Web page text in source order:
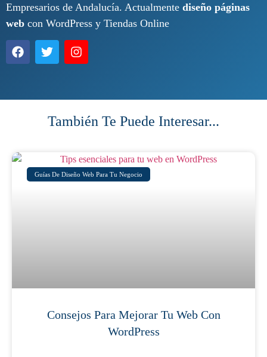
Empresarios de Andalucía. Actualmente diseño páginas
web con WordPress y Tiendas Online
También Te Puede Interesar...
Guías De Diseño Web Para Tu Negocio
Consejos Para Mejorar Tu Web Con
WordPress